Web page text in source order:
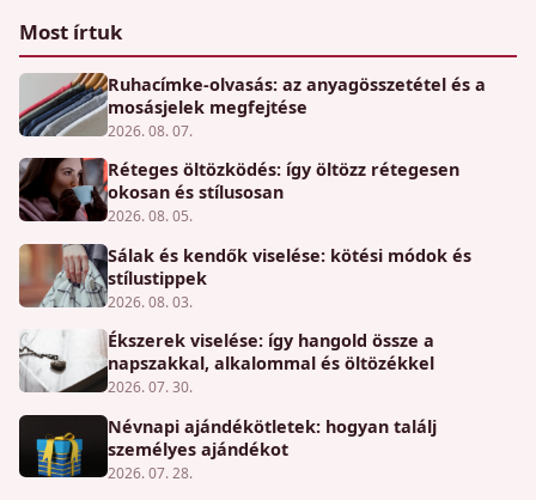
Most írtuk
Ruhacímke-olvasás: az anyagösszetétel és a
mosásjelek megfejtése
2026. 08. 07.
Réteges öltözködés: így öltözz rétegesen
okosan és stílusosan
2026. 08. 05.
Sálak és kendők viselése: kötési módok és
stílustippek
2026. 08. 03.
Ékszerek viselése: így hangold össze a
napszakkal, alkalommal és öltözékkel
2026. 07. 30.
Névnapi ajándékötletek: hogyan találj
személyes ajándékot
2026. 07. 28.